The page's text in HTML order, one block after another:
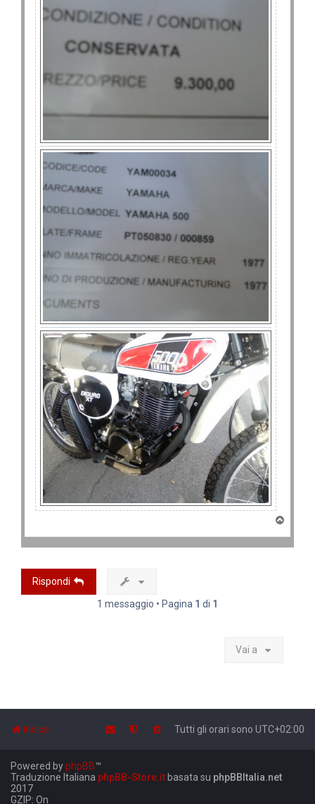
Rispondi
1 messaggio • Pagina 1 di 1
Vai a
Indice Tutti gli orari sono UTC+02:00
Powered byphpBB™
Traduzione Italiana phpBB-Store.it basata su phpBBItalia.net
2017
GZIP: On